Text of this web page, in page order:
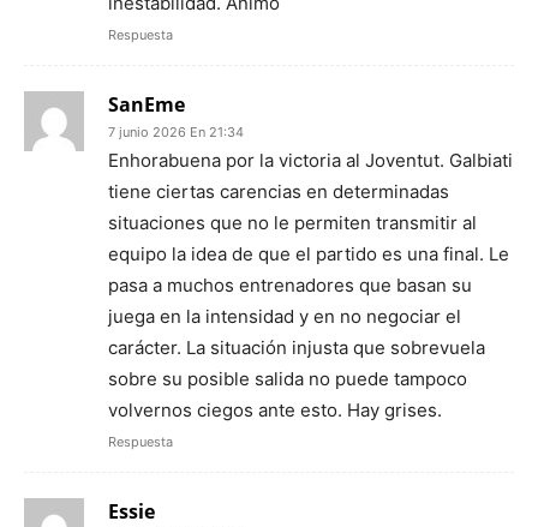
Respuesta
SanEme
7 junio 2026 En 21:34
Enhorabuena por la victoria al Joventut. Galbiati
tiene ciertas carencias en determinadas
situaciones que no le permiten transmitir al
equipo la idea de que el partido es una final. Le
pasa a muchos entrenadores que basan su
juega en la intensidad y en no negociar el
carácter. La situación injusta que sobrevuela
sobre su posible salida no puede tampoco
volvernos ciegos ante esto. Hay grises.
Respuesta
Essie